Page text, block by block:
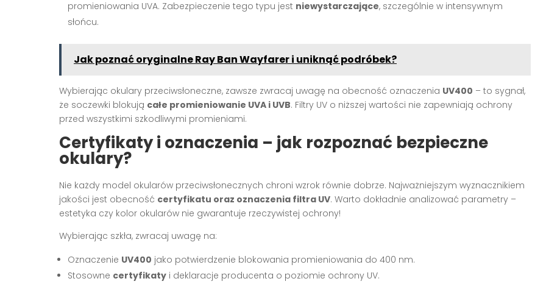
promieniowania UVA. Zabezpieczenie tego typu jest niewystarczające, szczególnie w intensywnym
słońcu.
Jak poznać oryginalne Ray Ban Wayfarer i uniknąć podróbek?
Wybierając okulary przeciwsłoneczne, zawsze zwracaj uwagę na obecność oznaczenia UV400 – to sygnał,
że soczewki blokują całe promieniowanie UVA i UVB. Filtry UV o niższej wartości nie zapewniają ochrony
przed wszystkimi szkodliwymi promieniami.
Certyfikaty i oznaczenia – jak rozpoznać bezpieczne
okulary?
Nie każdy model okularów przeciwsłonecznych chroni wzrok równie dobrze. Najważniejszym wyznacznikiem
jakości jest obecność certyfikatu oraz oznaczenia filtra UV. Warto dokładnie analizować parametry –
estetyka czy kolor okularów nie gwarantuje rzeczywistej ochrony!
Wybierając szkła, zwracaj uwagę na:
Oznaczenie UV400 jako potwierdzenie blokowania promieniowania do 400 nm.
Stosowne certyfikaty i deklaracje producenta o poziomie ochrony UV.